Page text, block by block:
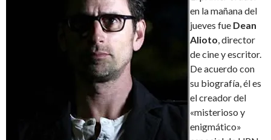
en la mañana del
jueves fue Dean
Alioto, director
de cine y escritor.
De acuerdo con
su biografía, él es
el creador del
«misterioso y
enigmático»